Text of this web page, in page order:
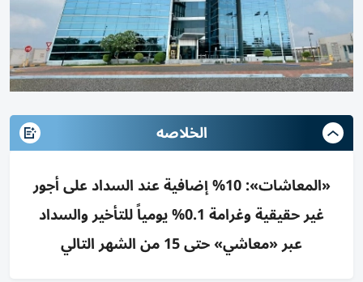
الخلاصه
«المعاشات»: 10% إضافية عند السداد على أجور
غير حقيقية وغرامة 0.1% يومياً للتأخير والسداد
عبر «معاشي» حتى 15 من الشهر التالي